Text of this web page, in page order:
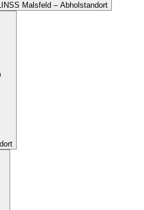
Malsfeld – Abholstandort